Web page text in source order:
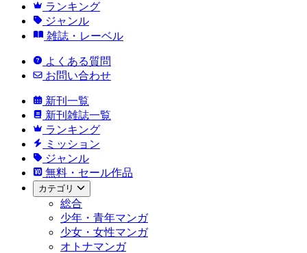
ランキング
ジャンル
雑誌・レーベル
よくある質問
お問い合わせ
新刊一覧
新刊雑誌一覧
ランキング
ミッション
ジャンル
無料・セール作品
カテゴリ
総合
少年・青年マンガ
少女・女性マンガ
オトナマンガ